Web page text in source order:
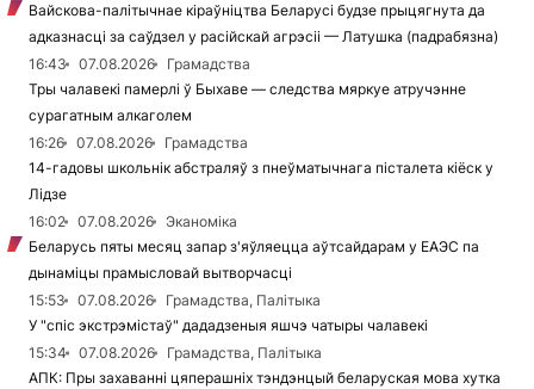
Вайскова-палітычнае кіраўніцтва Беларусі будзе прыцягнута да
адказнасці за саўдзел у расійскай агрэсіі — Латушка (падрабязна)
16:43
07.08.2026
Грамадства
Тры чалавекі памерлі ў Быхаве — следства мяркуе атручэнне
сурагатным алкаголем
16:26
07.08.2026
Грамадства
14-гадовы школьнік абстраляў з пнеўматычнага пісталета кіёск у
Лідзе
16:02
07.08.2026
Эканоміка
Беларусь пяты месяц запар з'яўляецца аўтсайдарам у ЕАЭС па
дынаміцы прамысловай вытворчасці
15:53
07.08.2026
Грамадства, Палітыка
У "спіс экстрэмістаў" дададзеныя яшчэ чатыры чалавекі
15:34
07.08.2026
Грамадства, Палітыка
АПК: Пры захаванні цяперашніх тэндэнцый беларуская мова хутка